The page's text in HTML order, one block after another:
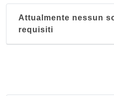
Attualmente nessun
requisiti